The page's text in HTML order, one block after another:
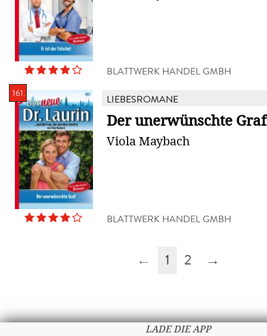
BLATTWERK HANDEL GMBH
161. LIEBESROMANE
Der unerwünschte Graf
Viola Maybach
BLATTWERK HANDEL GMBH
← 1 2 →
LADE DIE APP